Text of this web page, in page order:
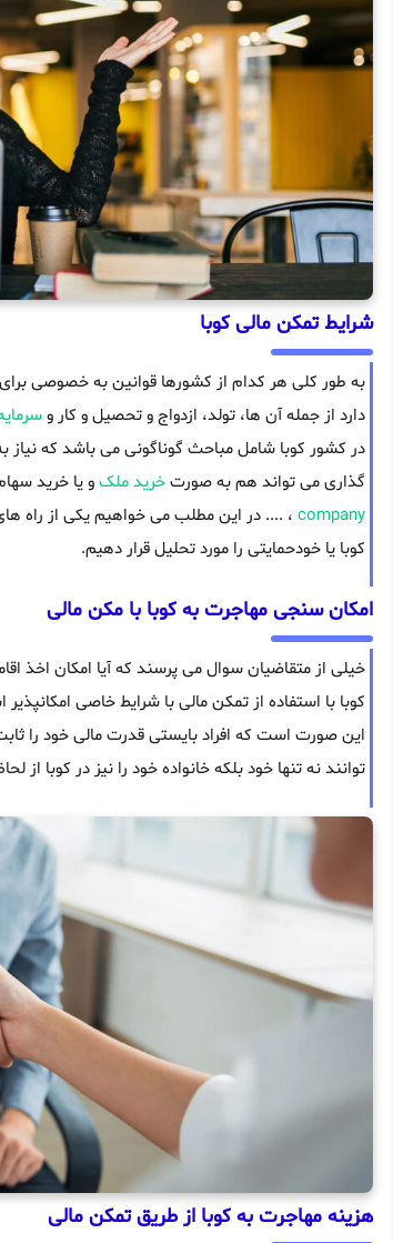
شرایط تمکن مالی کوبا
به طور کلی هر کدام از کشورها قوانین به خصوصی برای
دارد از جمله آن ها، تولد، ازدواج و تحصیل و کار و
در کشور کوبا شامل مباحث گوناگونی می باشد که نیاز
گذاری می تواند هم به صورتخرید ملکو یا خرید
company ، .... در این مطلب می خواهیم یکی از راه
کوبا یا خودحمایتی را مورد تحلیل قرار دهیم.
امکان سنجی مهاجرت به کوبا با مکن مالی
خیلی از متقاضیان سوال می پرسند که آیا امکان اخذ
کوبا با استفاده از تمکن مالی با شرایط خاصی
این صورت است که افراد بایستی قدرت مالی خود را
توانند نه تنها خود بلکه خانواده خود را نیز در کوبا از
هزینه مهاجرت به کوبا از طریق تمکن مالی